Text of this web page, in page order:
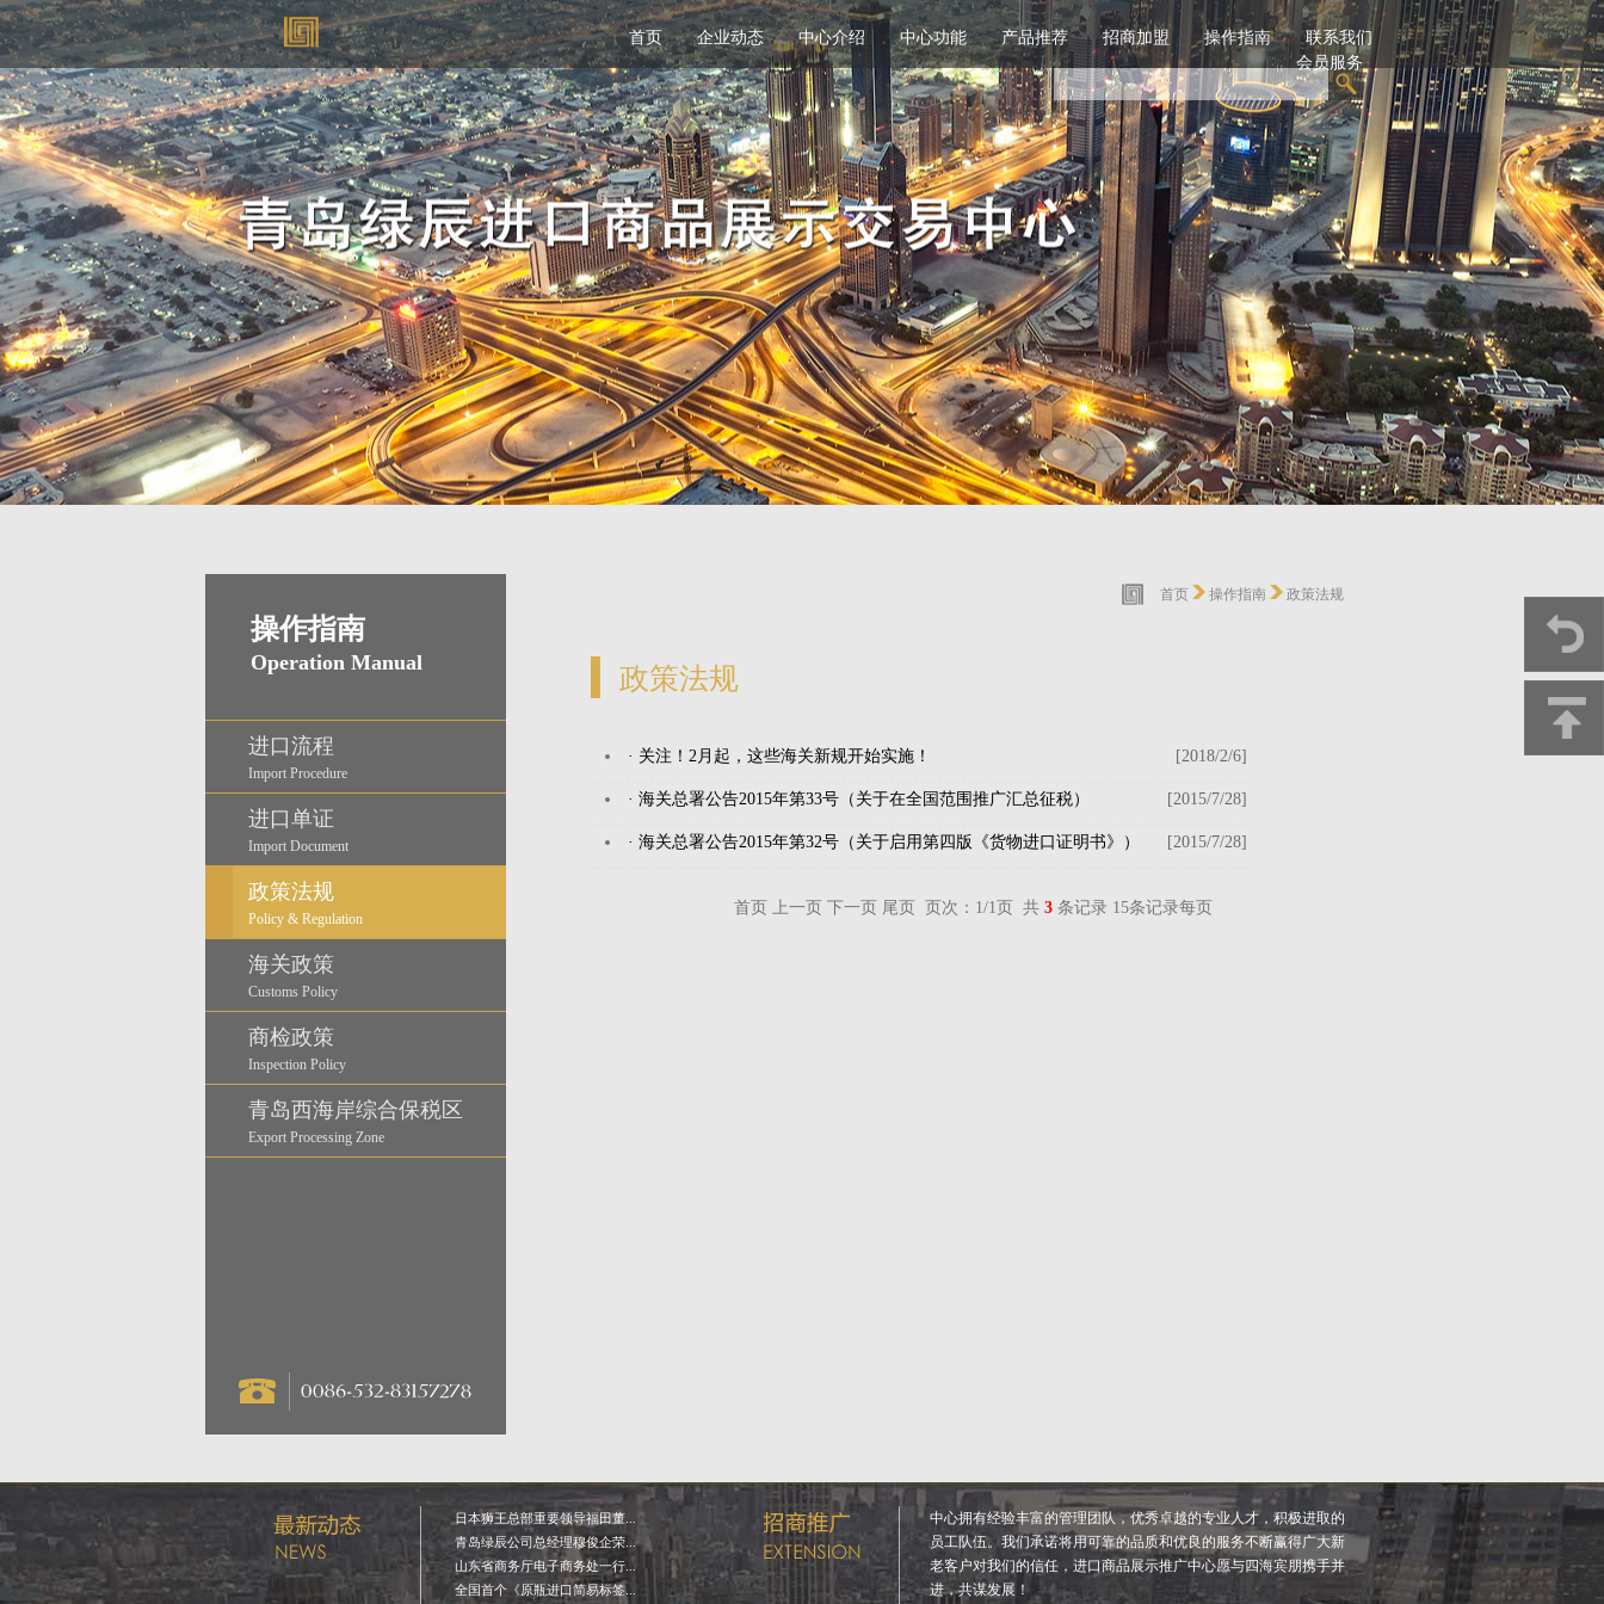
首页 企业动态 中心介绍 中心功能 产品推荐 招商加盟 操作指南
联系我们
会员服务
操作指南
Operation Manual
进口流程
Import Procedure
进口单证
Import Document
政策法规
Policy & Regulation
海关政策
Customs Policy
商检政策
Inspection Policy
青岛西海岸综合保税区
Export Processing Zone
首页 操作指南 政策法规
政策法规
· 关注！2月起，这些海关新规开始实施！ [2018/2/6]
· 海关总署公告2015年第33号（关于在全国范围推广汇总征税） [2015/7/28]
· 海关总署公告2015年第32号（关于启用第四版《货物进口证明书》） [2015/7/28]
首页 上一页 下一页 尾页 页次：1/1页 共 3条记录 15条记录每页
日本狮王总部重要领导福田董...
青岛绿辰公司总经理穆俊企荣...
山东省商务厅电子商务处一行...
全国首个《原瓶进口简易标签...
中心拥有经验丰富的管理团队，优秀卓越的专业人才，积极进取的
员工队伍。我们承诺将用可靠的品质和优良的服务不断赢得广大新
老客户对我们的信任，进口商品展示推广中心愿与四海宾朋携手并
进，共谋发展！